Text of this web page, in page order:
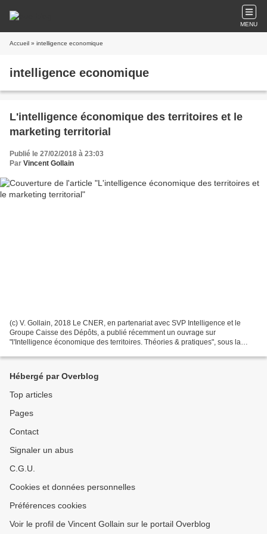
MENU
Accueil » intelligence economique
intelligence economique
L'intelligence économique des territoires et le
marketing territorial
Publié le 27/02/2018 à 23:03
Par Vincent Gollain
(c) V. Gollain, 2018 Le CNER, en partenariat avec SVP Intelligence et le
Groupe Caisse des Dépôts, a publié récemment un ouvrage sur
"l'Intelligence économique des territoires. Théories & pratiques", sous la
Hébergé par Overblog
Top articles
Pages
Contact
Signaler un abus
C.G.U.
Cookies et données personnelles
Préférences cookies
Voir le profil de Vincent Gollain sur le portail Overblog